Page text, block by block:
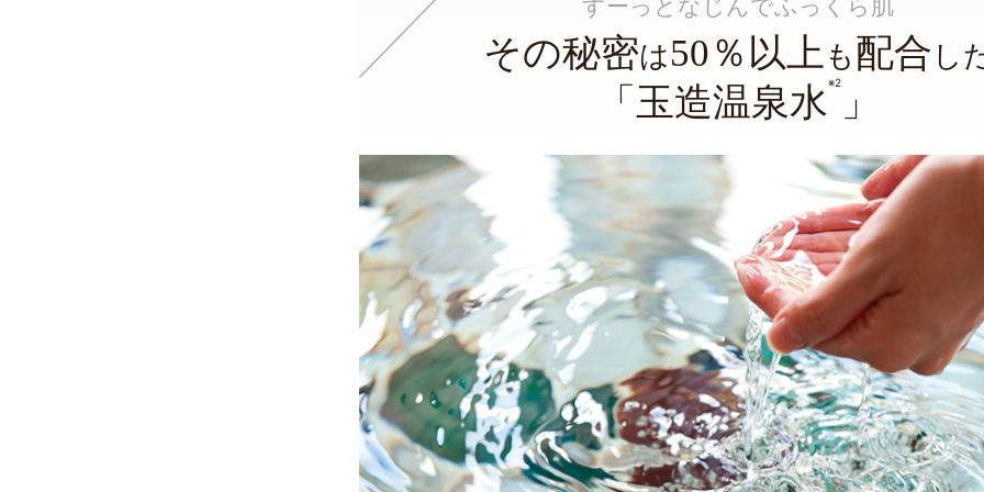
すーっとなじんでふっくら肌
その秘密は50％以上 も 配合 し
「玉造温泉水※2 」